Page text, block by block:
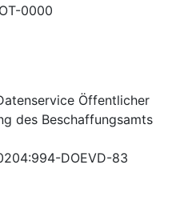
0000
Öffentlicher
des Beschaffungsamts
DOEVD-83